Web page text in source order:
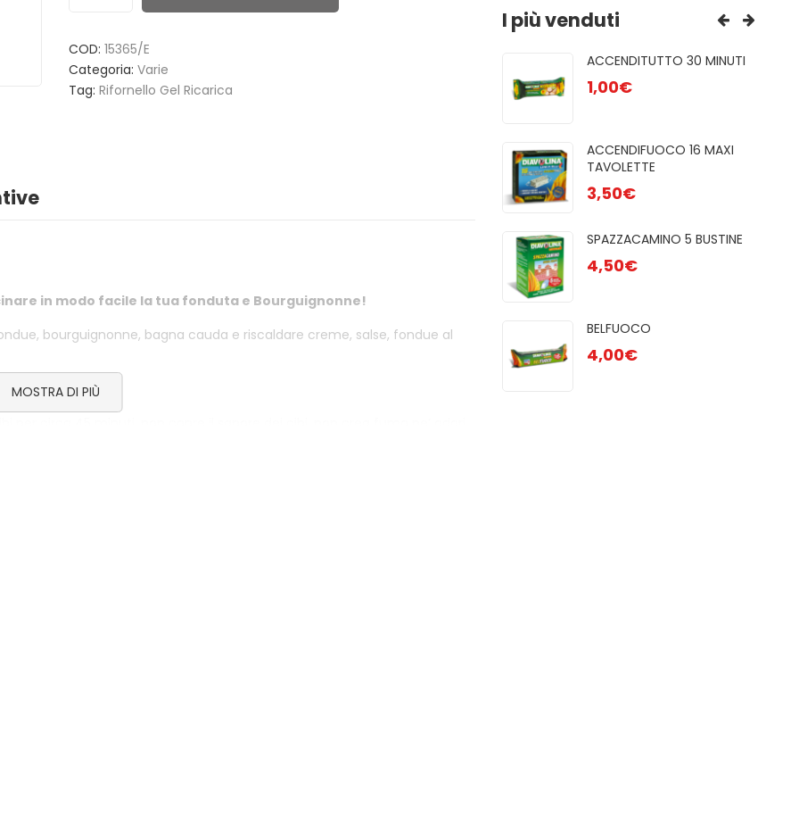
COD:15365/E
Categoria:Varie
Tag:Rifornello Gel Ricarica
in modo facile la tua fonduta e Bourguignonne!
bourguignonne, bagna cauda e riscaldare creme, salse, fondue al
MOSTRA DI PIÙ
I più venduti
ACCENDITUTTO 30 MINUTI
1,00 €
BELFUOCO
ACCENDIFUOCO
ECOLOGICO 28pz
ACCENDITUTTO 30 MINUTI
1,00€
ACCENDIFUOCO 16 MAXI
TAVOLETTE
3,50€
SPAZZACAMINO 5 BUSTINE
4,50€
BELFUOCO
4,00€